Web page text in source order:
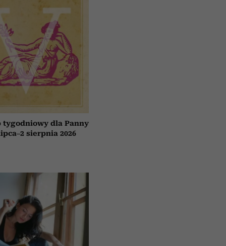
tygodniowy dla Panny
sierpnia 2026